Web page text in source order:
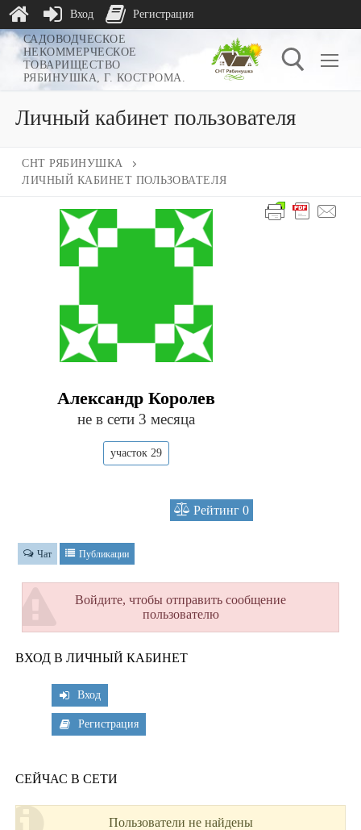
Перейти
содержимому
САДОВОДЧЕСКОЕ
НЕКОММЕРЧЕСКОЕ
ТОВАРИЩЕСТВО
РЯБИНУШКА, Г. КОСТРОМА.
Личный кабинет пользователя
СНТ РЯБИНУШКА
ЛИЧНЫЙ КАБИНЕТ ПОЛЬЗОВАТЕЛЯ
Александр Королев
не в сети 3 месяца
участок 29
Рейтинг 0
Чат Публикации
Войдите, чтобы отправить сообщение
пользователю
ВХОД В ЛИЧНЫЙ КАБИНЕТ
Вход
Регистрация
СЕЙЧАС В СЕТИ
Пользователи не найдены
Вход Регистрация